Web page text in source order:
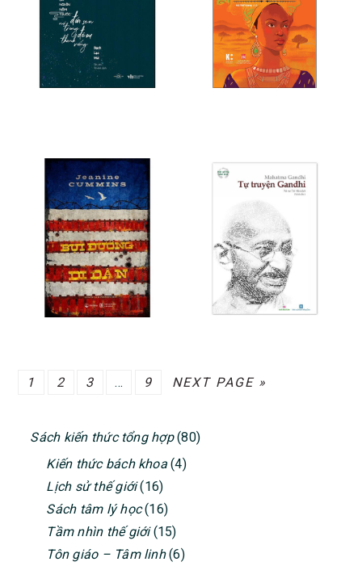
GO
1
GO
PAGE
2
GO
3
Interim
omitted
…
GO
PAGE
9
GO
NEXT PAGE »
PRIMARY
SIDEBAR
Sách kiến thức tổng hợp(80)
Kiến thức bách khoa(4)
Lịch sử thế giới(16)
Sách tâm lý học(16)
Tầm nhìn thế giới(15)
Tôn giáo – Tâm linh(6)